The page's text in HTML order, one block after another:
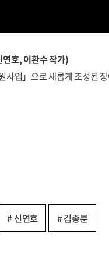
호, 이환수 작가)
업」으로 새롭게 조성된
# 신연호 # 김종분